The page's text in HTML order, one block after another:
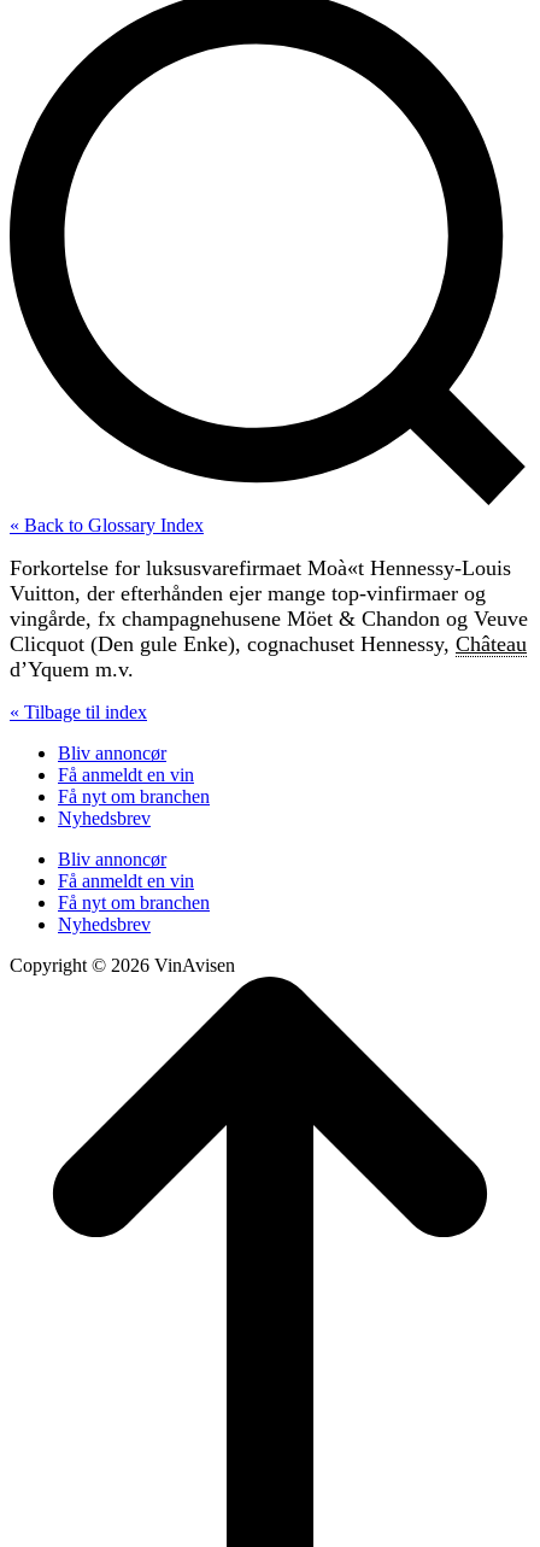
« Back to Glossary Index
Forkortelse for luksusvarefirmaet Moà«t Hennessy-Louis
Vuitton, der efterhånden ejer mange top-vinfirmaer og
vingårde, fx champagnehusene Möet & Chandon og Veuve
Clicquot (Den gule Enke), cognachuset Hennessy, Château
d’Yquem m.v.
« Tilbage til index
Bliv annoncør
Få anmeldt en vin
Få nyt om branchen
Nyhedsbrev
Bliv annoncør
Få anmeldt en vin
Få nyt om branchen
Nyhedsbrev
Copyright © 2026 VinAvisen